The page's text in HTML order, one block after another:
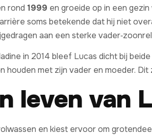
rond 1999 en groeide op in een
soms betekende dat hij niet
aan een sterke
in 2014 bleef Lucas dicht bij
houden met zijn vader en moeder.
leven van
en kiest ervoor om